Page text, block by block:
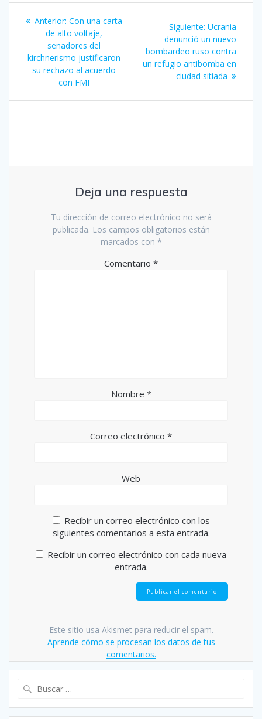
Navegación
entradas
Anterior: Entrada
anterior:
Con una carta
de alto voltaje,
senadores del
kirchnerismo justificaron
su rechazo al acuerdo
con FMI
Siguiente: Siguiente
entrada:
Ucrania
denunció un nuevo
bombardeo ruso contra
un refugio antibomba en
ciudad sitiada
Deja una respuesta
Tu dirección de correo electrónico no será
publicada. Los campos obligatorios están
marcados con *
Comentario *
Nombre *
Correo electrónico *
Web
Recibir un correo electrónico con los
siguientes comentarios a esta entrada.
Recibir un correo electrónico con cada nueva
entrada.
Este sitio usa Akismet para reducir el spam.
Aprende cómo se procesan los datos de tus
comentarios.